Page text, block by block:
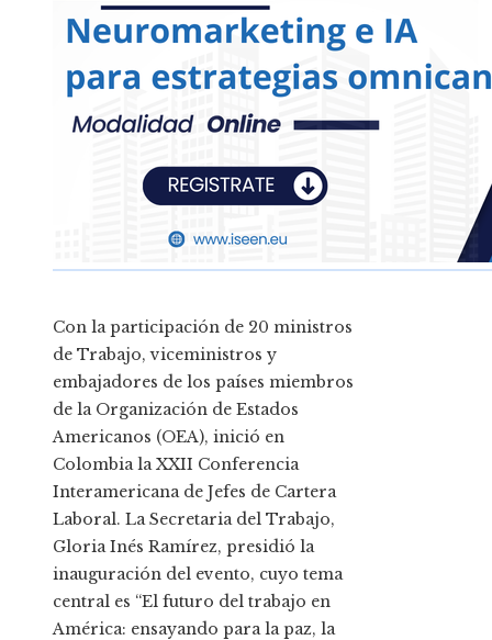
Con la participación de 20 ministros
de Trabajo, viceministros y
embajadores de los países miembros
de la Organización de Estados
Americanos (OEA), inició en
Colombia la XXII Conferencia
Interamericana de Jefes de Cartera
Laboral. La Secretaria del Trabajo,
Gloria Inés Ramírez, presidió la
inauguración del evento, cuyo tema
central es “El futuro del trabajo en
América: ensayando para la paz, la